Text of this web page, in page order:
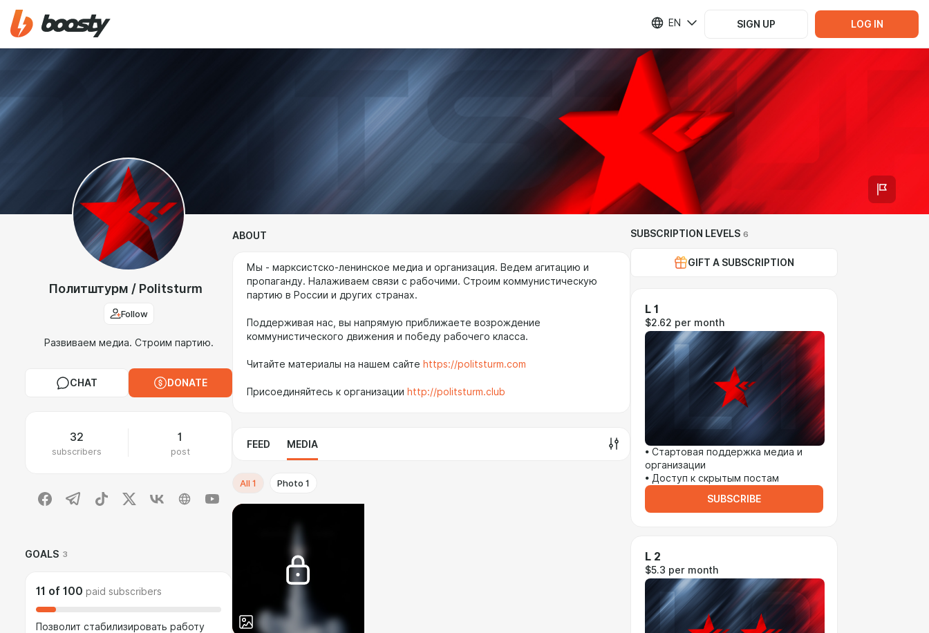
EN SIGN UP LOG IN
Политштурм / Politsturm
Follow
Развиваем медиа. Cтроим партию.
CHAT DONATE
32
subscribers
1
post
GOALS 3
11 of 100 paid subscribers
Позволит стабилизировать работу
ABOUT
Мы - марксистско-ленинское медиа и организация. Ведем агитацию и
пропаганду. Налаживаем связи с рабочими. Строим коммунистическую
партию в России и других странах.
Поддерживая нас, вы напрямую приближаете возрождение
коммунистического движения и победу рабочего класса.
Читайте материалы на нашем сайте https://politsturm.com
Присоединяйтесь к организации http://politsturm.club
FEED MEDIA
All 1 Photo 1
SUBSCRIPTION LEVELS 6
GIFT A SUBSCRIPTION
L 1
$2.62 per month
• Стартовая поддержка медиа и
организации
• Доступ к скрытым постам
SUBSCRIBE
L 2
$5.3 per month